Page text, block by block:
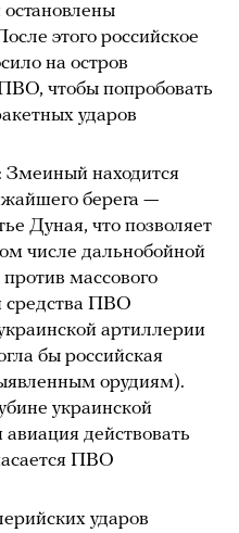
этого российское
на остров
чтобы попробовать
ударов
Змеиный находится
берега —
Дуная, что позволяет
числе дальнобойной
массового
средства ПВО
артиллерии
бы российская
орудиям).
украинской
действовать
ПВО
ударов